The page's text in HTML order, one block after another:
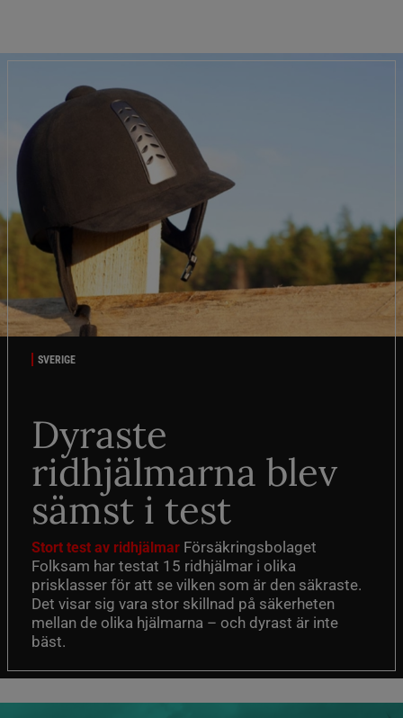
SVERIGE
Dyraste
ridhjälmarna blev
sämst i test
Stort test av ridhjälmar Försäkringsbolaget
Folksam har testat 15 ridhjälmar i olika
prisklasser för att se vilken som är den säkraste.
Det visar sig vara stor skillnad på säkerheten
mellan de olika hjälmarna – och dyrast är inte
bäst.